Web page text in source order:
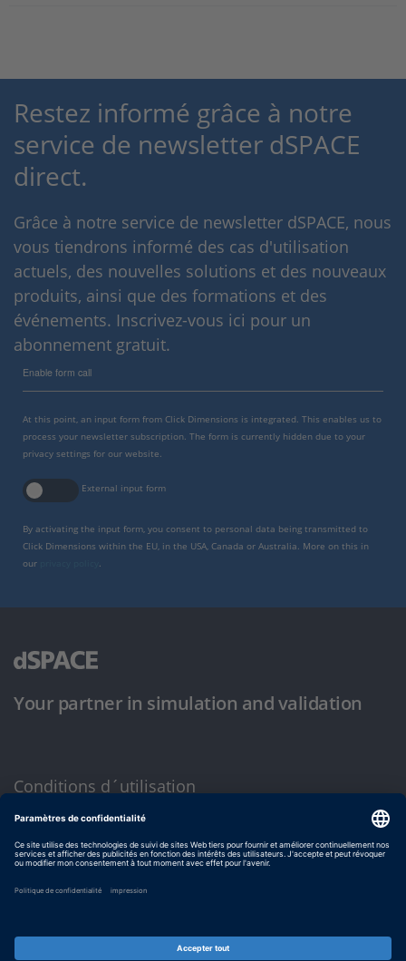
Restez informé grâce à notre
service de newsletter dSPACE
direct.
Grâce à notre service de newsletter dSPACE, nous
vous tiendrons informé des cas d'utilisation
actuels, des nouvelles solutions et des nouveaux
produits, ainsi que des formations et des
événements. Inscrivez-vous ici pour un
abonnement gratuit.
Enable form call
At this point, an input form from Click Dimensions is integrated. This enables us to
process your newsletter subscription. The form is currently hidden due to your
privacy settings for our website.
External input form
By activating the input form, you consent to personal data being transmitted to
Click Dimensions within the EU, in the USA, Canada or Australia. More on this in
our
.
Your partner in simulation and validation
Conditions d´utilisation
Politique de confidentialité
Mentions légales et conditions générales